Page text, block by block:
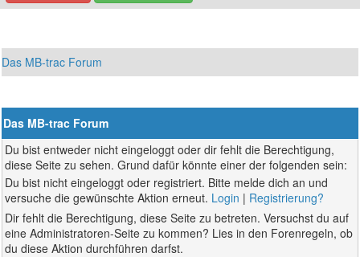
Das MB-trac Forum
Das MB-trac Forum
Du bist entweder nicht eingeloggt oder dir fehlt die Berechtigung,
diese Seite zu sehen. Grund dafür könnte einer der folgenden sein:
Du bist nicht eingeloggt oder registriert. Bitte melde dich an und
versuche die gewünschte Aktion erneut. Login | Registrierung?
Dir fehlt die Berechtigung, diese Seite zu betreten. Versuchst du auf
eine Administratoren-Seite zu kommen? Lies in den Forenregeln, ob
du diese Aktion durchführen darfst.